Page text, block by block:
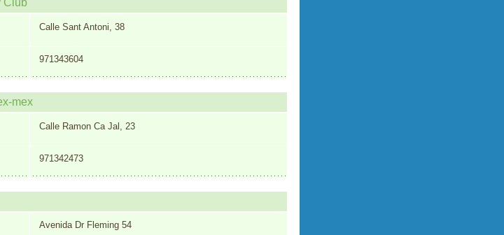
Club
Calle Sant Antoni, 38
971343604
mex
Calle Ramon Ca Jal, 23
971342473
Avenida Dr Fleming 54